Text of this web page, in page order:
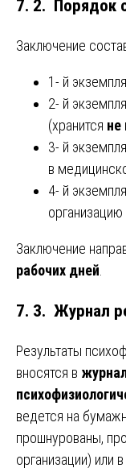
7. 2. Порядок
Заключение
1- й
2- й
(хранится не
3- й
в
4- й
Заключение
рабочих дней
7. 3. Журнал
Результаты
вносятся в
ведется на
прошнурованы,
организации) или